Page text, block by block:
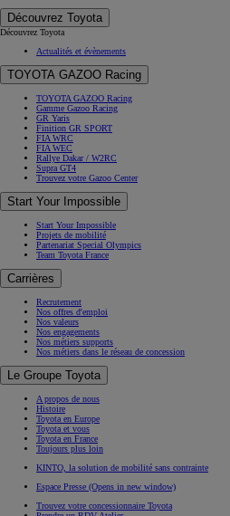
Découvrez Toyota
Découvrez Toyota
Actualités et évènements
TOYOTA GAZOO Racing
TOYOTA GAZOO Racing
Gamme Gazoo Racing
GR Yaris
Finition GR SPORT
FIA WRC
FIA WEC
Rallye Dakar / W2RC
Supra GT4
Trouvez votre Gazoo Center
Start Your Impossible
Start Your Impossible
Projets de mobilité
Partenariat Special Olympics
Team Toyota France
Carrières
Recrutement
Nos offres d'emploi
Nos valeurs
Nos engagements
Nos métiers supports
Nos métiers dans le réseau de concession
Le Groupe Toyota
A propos de nous
Histoire
Toyota en Europe
Toyota et vous
Toyota en France
Toujours plus loin
KINTO, la solution de mobilité sans contrainte
Espace Presse (Opens in new window)
Trouvez votre concessionnaire Toyota